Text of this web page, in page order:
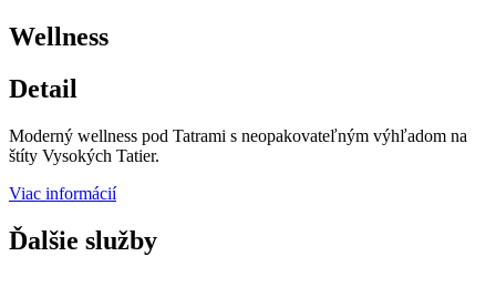
Wellness
Detail
Moderný wellness pod Tatrami s neopakovateľným výhľadom na
štíty Vysokých Tatier.
Viac informácií
Ďalšie služby